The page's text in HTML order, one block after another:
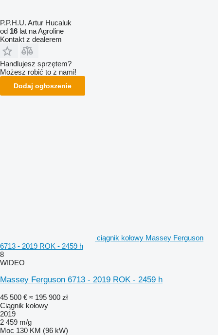
P.P.H.U. Artur Hucaluk
od 16 lat na Agroline
Kontakt z dealerem
Handlujesz sprzętem?
Możesz robić to z nami!
Dodaj ogłoszenie
ciągnik kołowy Massey Ferguson
6713 - 2019 ROK - 2459 h
8
WIDEO
Massey Ferguson 6713 - 2019 ROK - 2459 h
45 500 € ≈ 195 900 zł
Ciągnik kołowy
2019
2 459 m/g
Moc 130 KM (96 kW)